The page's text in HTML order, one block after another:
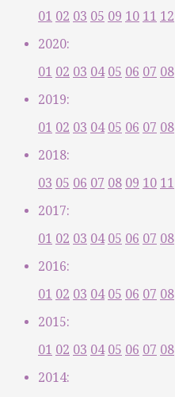
01 02 03 05 09 10 11 12
2020:
01 02 03 04 05 06 07 08
2019:
01 02 03 04 05 06 07 08
2018:
03 05 06 07 08 09 10 11
2017:
01 02 03 04 05 06 07 08
2016:
01 02 03 04 05 06 07 08
2015:
01 02 03 04 05 06 07 08
2014: